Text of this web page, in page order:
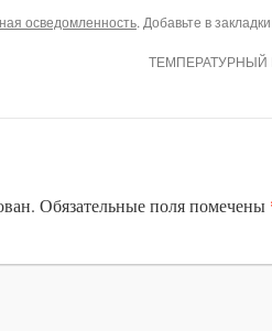
осведомленность. Добавьте в закладки
ТЕМПЕРАТУРНЫЙ
Обязательные поля помечены